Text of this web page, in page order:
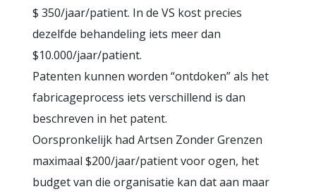
$ 350/jaar/patient. In de VS kost precies
dezelfde behandeling iets meer dan
$10.000/jaar/patient.
Patenten kunnen worden “ontdoken” als het
fabricageprocess iets verschillend is dan
beschreven in het patent.
Oorspronkelijk had Artsen Zonder Grenzen
maximaal $200/jaar/patient voor ogen, het
budget van die organisatie kan dat aan maar